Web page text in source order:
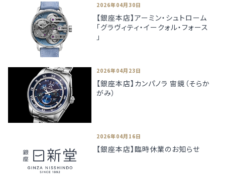
2026年04月30日
【銀座本店】アーミン・シュトローム
「グラヴィティ・イークォル・フォース
」
2026年04月23日
【銀座本店】カンパノラ 宙鏡（そらか
がみ）
2026年04月16日
【銀座本店】臨時休業のお知らせ